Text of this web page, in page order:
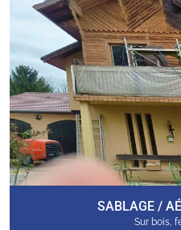
SABLAGE /
Sur bois,